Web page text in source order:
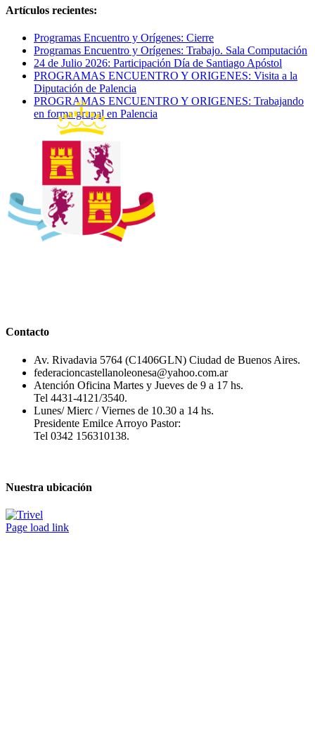
Artículos recientes:
Programas Encuentro y Orígenes: Cierre
Programas Encuentro y Orígenes: Trabajo. Sala Computación
24 de Julio 2026: Participación Día de Santiago Apóstol
PROGRAMAS ENCUENTRO Y ORIGENES: Visita a la
Diputación de Palencia
PROGRAMAS ENCUENTRO Y ORIGENES: Trabajando
en forma grupal en Palencia
Contacto
Av. Rivadavia 5764 (C1406GLN) Ciudad de Buenos Aires.
federacioncastellanoleonesa@yahoo.com.ar
Atención Oficina Martes y Jueves de 9 a 17 hs.
Tel 4431-4121/3540.
Lunes/ Mierc / Viernes de 10.30 a 14 hs.
Presidente Emilce Arroyo Pastor:
Tel 0342 156310138.
Nuestra ubicación
Page load link